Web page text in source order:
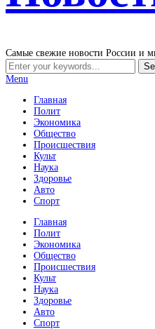
Самые свежие новости России и
Menu
Главная
Полит
Экономика
Общество
Происшествия
Культ
Наука
Здоровье
Авто
Спорт
Главная
Полит
Экономика
Общество
Происшествия
Культ
Наука
Здоровье
Авто
Спорт